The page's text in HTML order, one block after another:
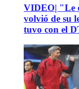
VIDEO| "Le
volvió de su
tuvo con el